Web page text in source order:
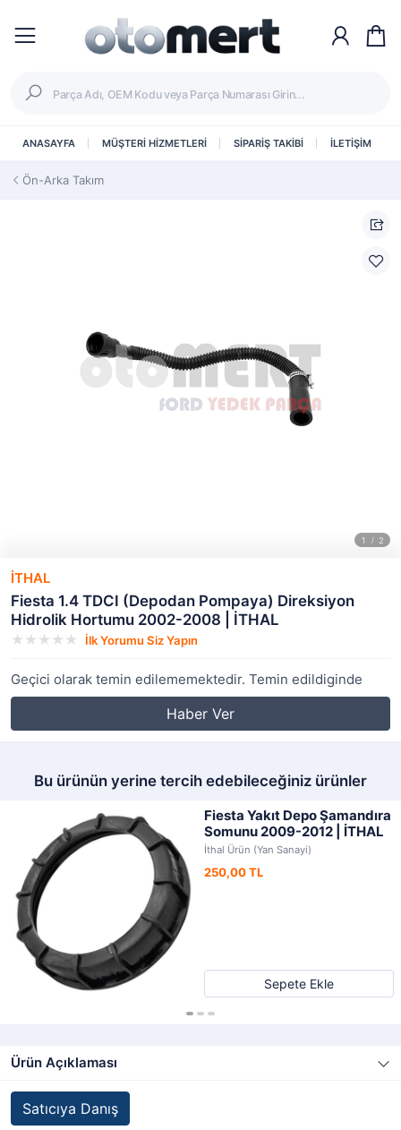
ANASAYFA MÜŞTERİ HİZMETLERİ SİPARİŞ TAKİBİ İLETİŞİM
Ön-Arka Takım
İTHAL
Fiesta 1.4 TDCI (Depodan Pompaya) Direksiyon
Hidrolik Hortumu 2002-2008 | İTHAL
İlk Yorumu Siz Yapın
Geçici olarak temin edilememektedir. Temin edildiginde
Haber Ver
Bu ürünün yerine tercih edebileceğiniz ürünler
Fiesta Yakıt Depo Şamandıra
Somunu 2009-2012 | İTHAL
İthal Ürün (Yan Sanayi)
250,00 TL
Sepete Ekle
Ürün Açıklaması
Satıcıya Danış